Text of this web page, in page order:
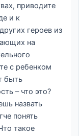
приводите
и к
героев из
на
с ребенком
быть
– что это?
назвать
понять
такое